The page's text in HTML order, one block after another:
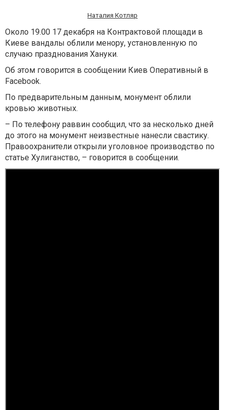
Наталия Котляр
Около 19.00 17 декабря на Контрактовой площади в
Киеве вандалы облили менору, установленную по
случаю празднования Хануки.
Об этом говорится в сообщении Киев Оперативный в
Facebook.
По предварительным данным, монумент облили
кровью животных.
– По телефону раввин сообщил, что за несколько дней
до этого на монумент неизвестные нанесли свастику.
Правоохранители открыли уголовное производство по
статье Хулиганство, – говорится в сообщении.